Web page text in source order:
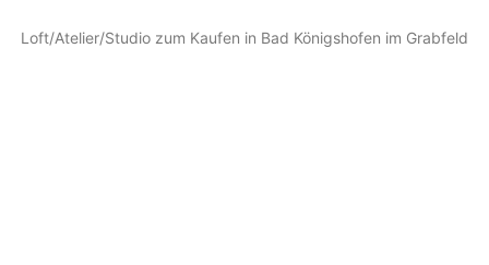
Loft/Atelier/Studio zum Kaufen in Bad Königshofen im Grabfeld